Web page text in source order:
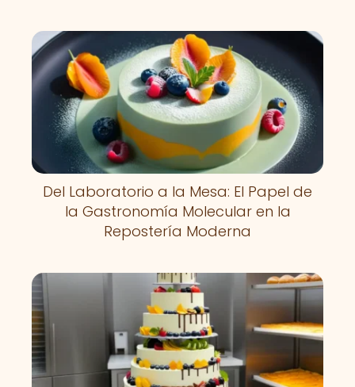
Del Laboratorio a la Mesa: El Papel de
la Gastronomía Molecular en la
Repostería Moderna